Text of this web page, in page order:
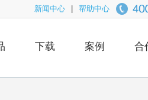
新闻中心 帮助中心
下载 案例 合